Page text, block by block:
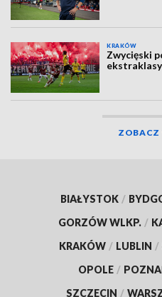
KRAKÓW
Zwycięski
ekstraklasy
ZOBACZ
BIAŁYSTOK /
GORZÓW WLKP. /
KRAKÓW / LUBLIN /
OPOLE /
SZCZECIN /